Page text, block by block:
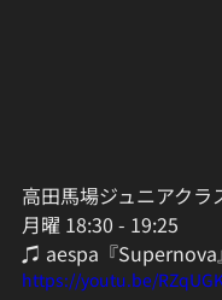
高田馬場ジュニアクラ
月曜 18:30 - 19:25
♫ aespa『Supernova
https://youtu.be/